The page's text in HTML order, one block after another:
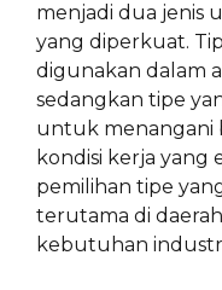
menjadi dua jenis
yang diperkuat.
digunakan dalam
sedangkan tipe
untuk menangani
kondisi kerja yang
pemilihan tipe
terutama di
kebutuhan